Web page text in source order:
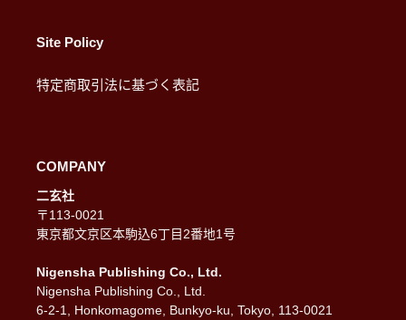
Site Policy
特定商取引法に基づく表記
COMPANY
二玄社
〒113-0021
東京都文京区本駒込6丁目2番地1号
Nigensha Publishing Co., Ltd.
Nigensha Publishing Co., Ltd.
6-2-1, Honkomagome, Bunkyo-ku, Tokyo, 113-0021